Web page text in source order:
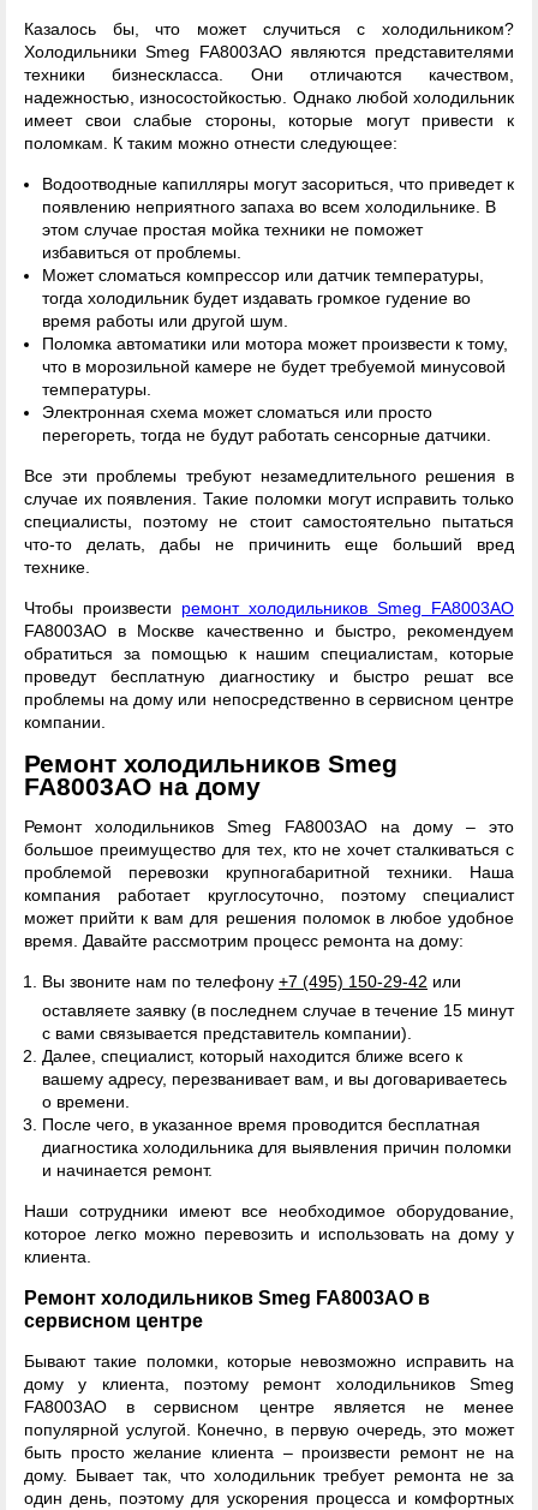
Казалось бы, что может случиться с холодильником?
Холодильники Smeg FA8003AO являются представителями
техники бизнескласса. Они отличаются качеством,
надежностью, износостойкостью. Однако любой холодильник
имеет свои слабые стороны, которые могут привести к
поломкам. К таким можно отнести следующее:
Водоотводные капилляры могут засориться, что приведет к
появлению неприятного запаха во всем холодильнике. В
этом случае простая мойка техники не поможет
избавиться от проблемы.
Может сломаться компрессор или датчик температуры,
тогда холодильник будет издавать громкое гудение во
время работы или другой шум.
Поломка автоматики или мотора может произвести к тому,
что в морозильной камере не будет требуемой минусовой
температуры.
Электронная схема может сломаться или просто
перегореть, тогда не будут работать сенсорные датчики.
Все эти проблемы требуют незамедлительного решения в
случае их появления. Такие поломки могут исправить только
специалисты, поэтому не стоит самостоятельно пытаться
что-то делать, дабы не причинить еще больший вред
технике.
Чтобы произвести ремонт холодильников Smeg FA8003AO
FA8003AO в Москве качественно и быстро, рекомендуем
обратиться за помощью к нашим специалистам, которые
проведут бесплатную диагностику и быстро решат все
проблемы на дому или непосредственно в сервисном центре
компании.
Ремонт холодильников Smeg
FA8003AO на дому
Ремонт холодильников Smeg FA8003AO на дому – это
большое преимущество для тех, кто не хочет сталкиваться с
проблемой перевозки крупногабаритной техники. Наша
компания работает круглосуточно, поэтому специалист
может прийти к вам для решения поломок в любое удобное
время. Давайте рассмотрим процесс ремонта на дому:
Вы звоните нам по телефону +7 (495) 150-29-42 или
оставляете заявку (в последнем случае в течение 15 минут
с вами связывается представитель компании).
Далее, специалист, который находится ближе всего к
вашему адресу, перезванивает вам, и вы договариваетесь
о времени.
После чего, в указанное время проводится бесплатная
диагностика холодильника для выявления причин поломки
и начинается ремонт.
Наши сотрудники имеют все необходимое оборудование,
которое легко можно перевозить и использовать на дому у
клиента.
Ремонт холодильников Smeg FA8003AO в
сервисном центре
Бывают такие поломки, которые невозможно исправить на
дому у клиента, поэтому ремонт холодильников Smeg
FA8003AO в сервисном центре является не менее
популярной услугой. Конечно, в первую очередь, это может
быть просто желание клиента – произвести ремонт не на
дому. Бывает так, что холодильник требует ремонта не за
один день, поэтому для ускорения процесса и комфортных